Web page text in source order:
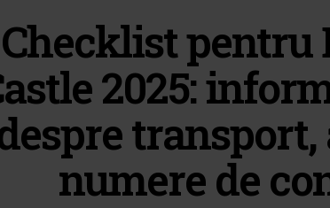
Checklist pentru
2025:
transport,
numere de